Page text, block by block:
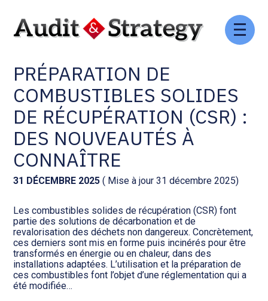
Aller
Comptabilité et conseil
Social et ressources humaines
Assistance juridique
Pilotage d’entreprise
Audit légal
Procédures collectives
Transition numérique
Gestion des documents : ISuite
Tenue de votre comptabilité :
ACD
Facturation et pilotage :
EVOLIZ
Facturation et pilotage : MEG
WAIBI
Gérer vos ressources
humaines : SILAE
PRÉPARATION DE
COMBUSTIBLES SOLIDES
DE RÉCUPÉRATION (CSR) :
DES NOUVEAUTÉS À
CONNAÎTRE
31 DÉCEMBRE 2025 ( Mise à jour 31 décembre 2025)
Les combustibles solides de récupération (CSR) font
partie des solutions de décarbonation et de
revalorisation des déchets non dangereux. Concrètement,
ces derniers sont mis en forme puis incinérés pour être
transformés en énergie ou en chaleur, dans des
installations adaptées. L’utilisation et la préparation de
ces combustibles font l’objet d’une réglementation qui a
été modifiée…